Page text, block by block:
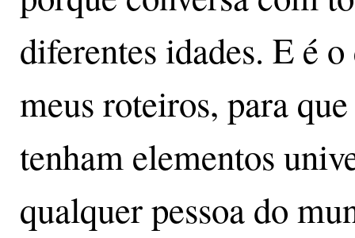
diferentes idades. E é
meus roteiros, para
tenham elementos
qualquer pessoa do